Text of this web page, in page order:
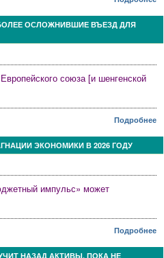
ОСЛОЖНИВШИЕ ВЪЕЗД ДЛЯ
союза [и шенгенской
Подробнее
ЭКОНОМИКИ В 2026 ГОДУ
импульс» может
Подробнее
НАЗАД АКТИВЫ, ПОКА НЕ